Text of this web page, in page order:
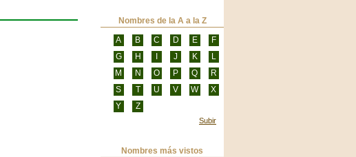
Nombres de la A a la Z
A B C D E
F
G
H J K
L
M
N O P Q
R
S
T U V W
X
Y
Z
Subir
Nombres más vistos